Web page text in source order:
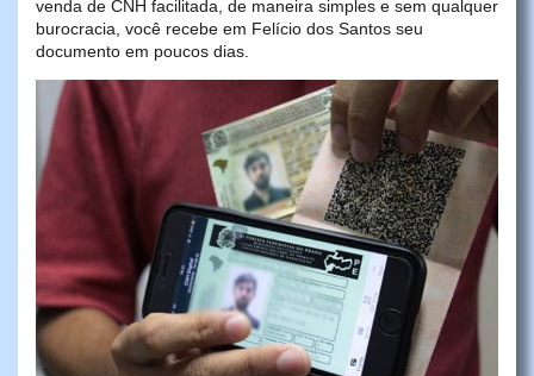
venda de CNH facilitada, de maneira simples e sem qualquer
burocracia, você recebe em Felício dos Santos seu
documento em poucos dias.